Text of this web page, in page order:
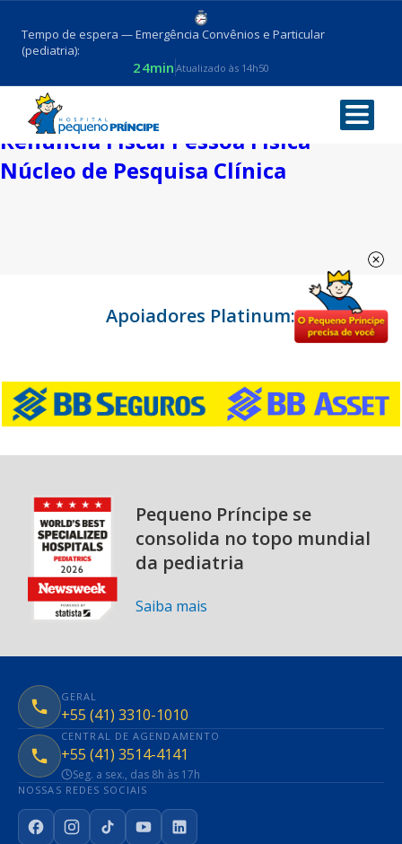
Tempo de espera — Emergência Convênios e Particular
(pediatria):
24min Atualizado às 14h50
N
Novos Projetos | Captação |
Renúncia Fiscal Pessoa Física
Núcleo de Pesquisa Clínica
Apoiadores Platinum:
Pequeno Príncipe se
consolida no topo mundial
da pediatria
Saiba mais
GERAL
+55 (41) 3310-1010
CENTRAL DE AGENDAMENTO
+55 (41) 3514-4141
Seg. a sex., das 8h às 17h
NOSSAS REDES SOCIAIS
FacebookInstagram
TikTokYouTubeLinkedIn